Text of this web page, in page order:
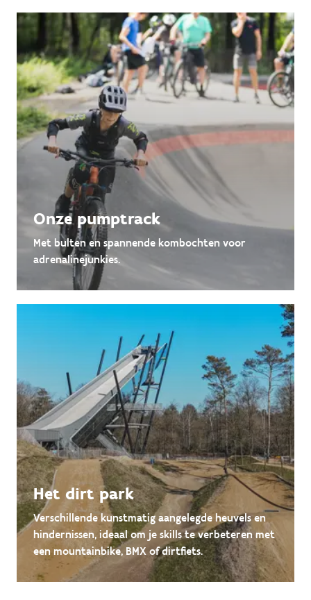
Onze pumptrack
Met bulten en spannende kombochten voor
adrenalinejunkies.
Het dirt park
Verschillende kunstmatig aangelegde heuvels en
hindernissen, ideaal om je skills te verbeteren met
een mountainbike, BMX of dirtfiets.